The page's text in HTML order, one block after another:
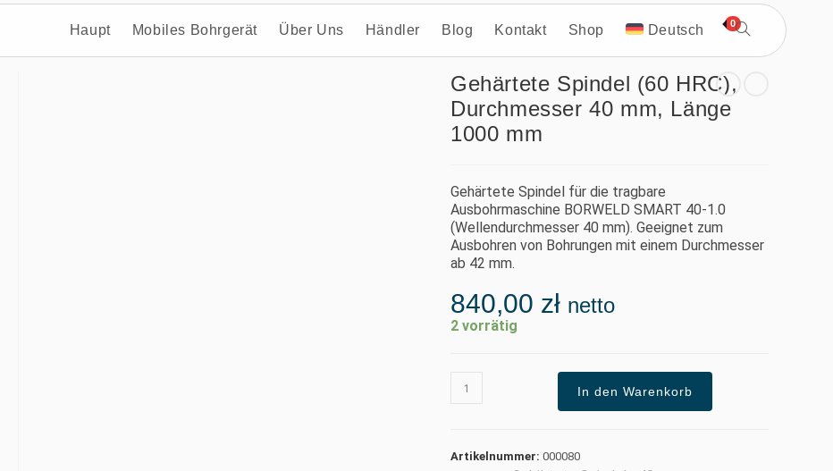
Haupt Mobiles Bohrgerät Über Uns Händler Blog Kontakt Shop Deutsch 0
Gehärtete Spindel (60 HRC),
Durchmesser 40 mm, Länge
1000 mm
Gehärtete Spindel für die tragbare
Ausbohrmaschine BORWELD SMART 40-1.0
(Wellendurchmesser 40 mm). Geeignet zum
Ausbohren von Bohrungen mit einem Durchmesser
ab 42 mm.
840,00 zł netto
2 vorrätig
In den Warenkorb
Artikelnummer:000080